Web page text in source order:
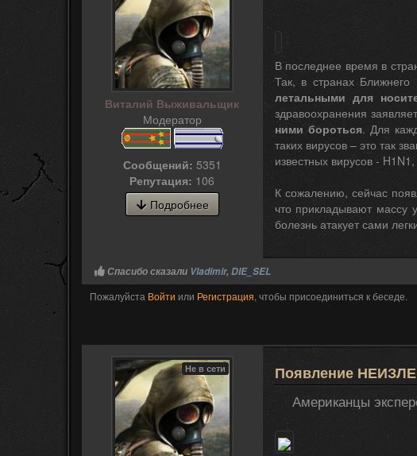
Виталий Выживальщик
Модератор
Сообщений: 5351
Репутация: 106
Подробнее
В последнее время в
Так, в странах
летальными для
здравоохранения
ними бороться. Для
таких вирусов – это так
известных вирусов -
К сожалению, сейчас
что прикладывают массу
болезнь атакует сами
Спасибо сказали Vladimir, DIE_SEL
Пожалуйста Войти или Регистрация, чтобы присоединиться к беседе.
Не в сети Появление
Американцы